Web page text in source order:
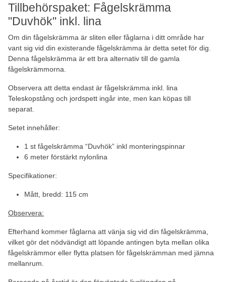
Tillbehörspaket: Fågelskrämma
"Duvhök" inkl. lina
Om din fågelskrämma är sliten eller fåglarna i ditt område har
vant sig vid din existerande fågelskrämma är detta setet för dig.
Denna fågelskrämma är ett bra alternativ till de gamla
fågelskrämmorna.
Observera att detta endast är fågelskrämma inkl. lina
Teleskopstång och jordspett ingår inte, men kan köpas till
separat.
Setet innehåller:
1 st fågelskrämma “Duvhök” inkl monteringspinnar
6 meter förstärkt nylonlina
Specifikationer:
Mått, bredd: 115 cm
Observera:
Efterhand kommer fåglarna att vänja sig vid din fågelskrämma,
vilket gör det nödvändigt att löpande antingen byta mellan olika
fågelskrämmor eller flytta platsen för fågelskrämman med jämna
mellanrum.